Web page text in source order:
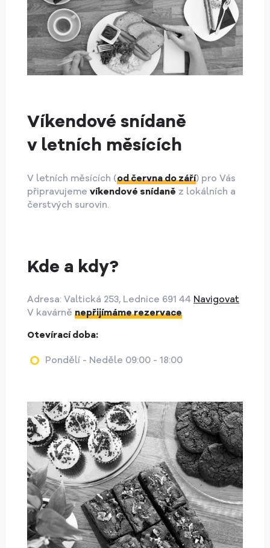
Víkendové snídaně
v letních měsících
V letních měsících (od června do září) pro Vás
připravujeme víkendové snídaně z lokálních a
čerstvých surovin.
Kde a kdy?
Adresa: Valtická 253, Lednice 691 44 Navigovat
V kavárně nepřijímáme rezervace
Otevírací doba:
Pondělí - Neděle 09:00 - 18:00